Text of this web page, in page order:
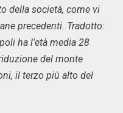
della società, come vi
precedenti. Tradotto:
ha l'età media 28
del monte
il terzo più alto del